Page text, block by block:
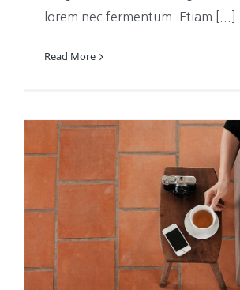
lorem nec fermentum. Etiam [...]
Read More